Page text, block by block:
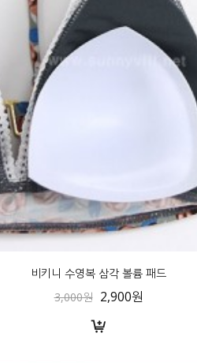
비키니 수영복 삼각 볼륨 패드
3,000원 2,900원